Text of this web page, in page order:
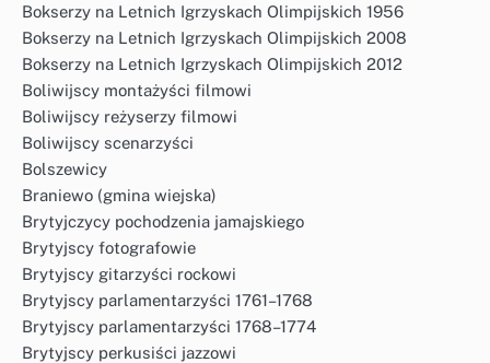
Bokserzy na Letnich Igrzyskach Olimpijskich 1956
Bokserzy na Letnich Igrzyskach Olimpijskich 2008
Bokserzy na Letnich Igrzyskach Olimpijskich 2012
Boliwijscy montażyści filmowi
Boliwijscy reżyserzy filmowi
Boliwijscy scenarzyści
Bolszewicy
Braniewo (gmina wiejska)
Brytyjczycy pochodzenia jamajskiego
Brytyjscy fotografowie
Brytyjscy gitarzyści rockowi
Brytyjscy parlamentarzyści 1761–1768
Brytyjscy parlamentarzyści 1768–1774
Brytyjscy perkusiści jazzowi